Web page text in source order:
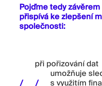
Pojďme tedy
přispívá ke zlepšení
společnosti:
při pořizování dat
umožňuje
s využitím